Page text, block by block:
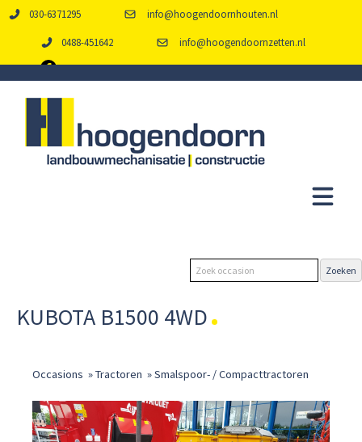
030-6371295 info@hoogendoornhouten.nl
0488-451642 info@hoogendoornzetten.nl
KUBOTA B1500 4WD
Occasions »Tractoren »Smalspoor- / Compacttractoren